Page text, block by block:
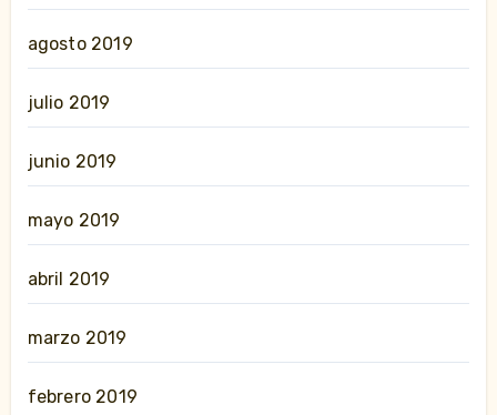
agosto 2019
julio 2019
junio 2019
mayo 2019
abril 2019
marzo 2019
febrero 2019